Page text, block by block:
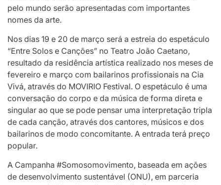
pelo mundo serão apresentadas com importantes
nomes da arte.
Nos dias 19 e 20 de março será a estreia do espetáculo
“Entre Solos e Canções” no Teatro João Caetano,
resultado da residência artística realizado nos meses de
fevereiro e março com bailarinos profissionais na Cia
Vivá, através do MOVIRIO Festival. O espetáculo é uma
conversação do corpo e da música de forma direta e
singular ao que se pode pensar uma interpretação tripla
de cada canção, através dos cantores, músicos e dos
bailarinos de modo concomitante. A entrada terá preço
popular.
A Campanha #Somosomovimento, baseada em ações
de desenvolvimento sustentável (ONU), em parceria